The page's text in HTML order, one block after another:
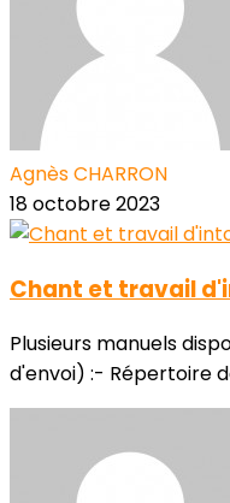
Agnès CHARRON
18 octobre 2023
Chant et travail
Plusieurs manuels
d'envoi) :- Répertoire